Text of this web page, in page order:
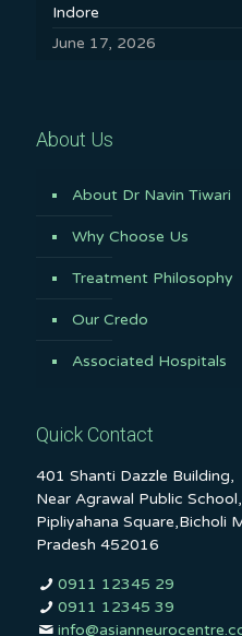
Indore
June 17, 2026
About Us
About Dr Navin Tiwari
Why Choose Us
Treatment Philosophy
Our Credo
Associated Hospitals
Quick Contact
401 Shanti Dazzle Building,
Near Agrawal Public
Pipliyahana Square,Bicholi
Pradesh 452016
0911 12345 29
0911 12345 39